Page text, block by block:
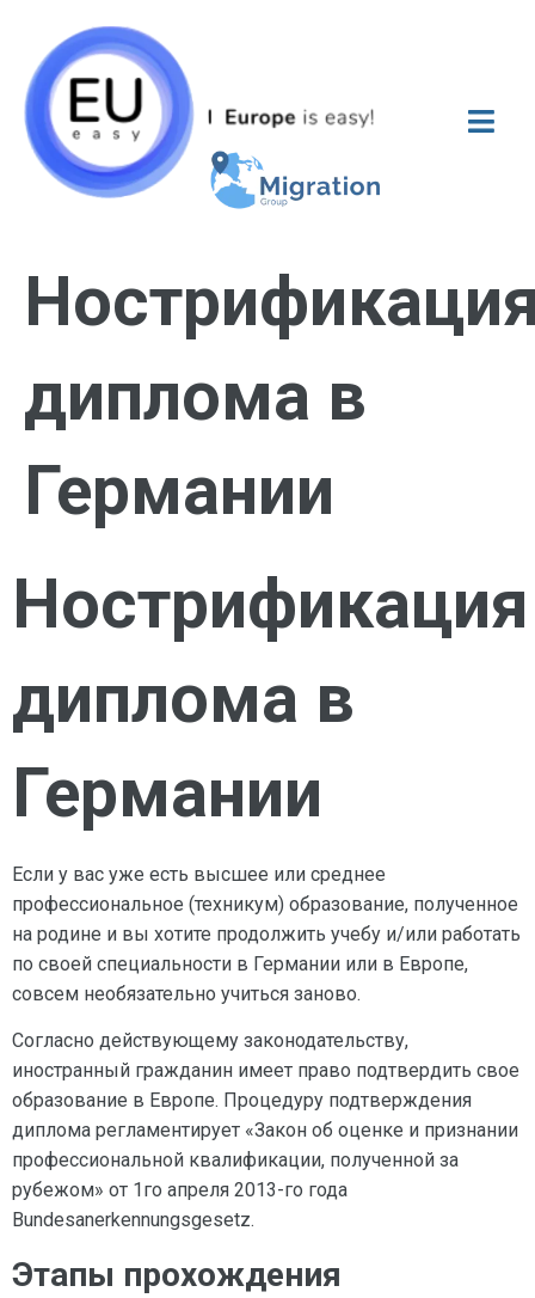
диплома в
Германии
Нострификация
диплома в
Германии
Если у вас уже есть высшее или среднее
профессиональное (техникум) образование, полученное
на родине и вы хотите продолжить учебу и/или работать
по своей специальности в Германии или в Европе,
совсем необязательно учиться заново.
Согласно действующему законодательству,
иностранный гражданин имеет право подтвердить свое
образование в Европе. Процедуру подтверждения
диплома регламентирует «Закон об оценке и признании
профессиональной квалификации, полученной за
рубежом» от 1го апреля 2013-го года
Bundesanerkennungsgesetz.
Этапы прохождения